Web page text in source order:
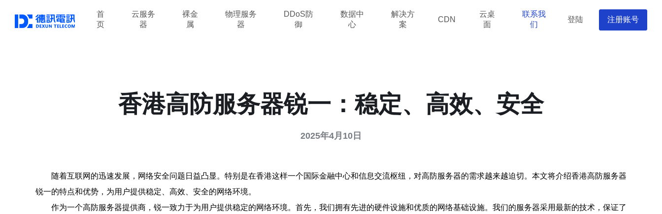
首
页
云服务
器
裸金
属
物理服务
器
DDoS防
御
数据中
心
解决方
案
CDN
云桌
面
联系我
们
登陆 注册账号
香港高防服务器锐一：稳定、高效、安全
2025年4月10日
随着互联网的迅速发展，网络安全问题日益凸显。特别是在香港这样一个国际金融中心和信息交流枢纽，对高防服务器的需求越来越迫切。本文将介绍香港高防服务器
锐一的特点和优势，为用户提供稳定、高效、安全的网络环境。
作为一个高防服务器提供商，锐一致力于为用户提供稳定的网络环境。首先，我们拥有先进的硬件设施和优质的网络基础设施。我们的服务器采用最新的技术，保证了